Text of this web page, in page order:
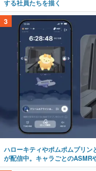
する社員たちを描く
3
ハローキティやポムポムプリン
が配信中。キャラごとのASMR